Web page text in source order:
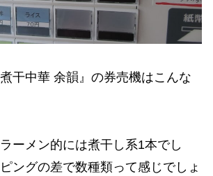
干中華 余韻』の券売機はこんな
ーメン的には煮干し系1本でし
ングの差で数種類って感じでしょ